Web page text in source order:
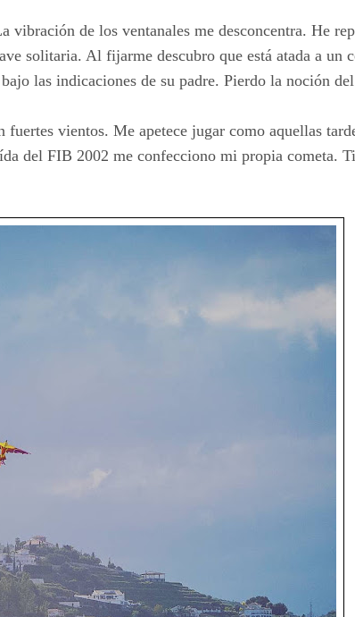
vibración de los ventanales me desconcentra. He
solitaria. Al fijarme descubro que está atada a un
las indicaciones de su padre. Pierdo la noción
vientos. Me apetece jugar como aquellas
del FIB 2002 me confecciono mi propia cometa.